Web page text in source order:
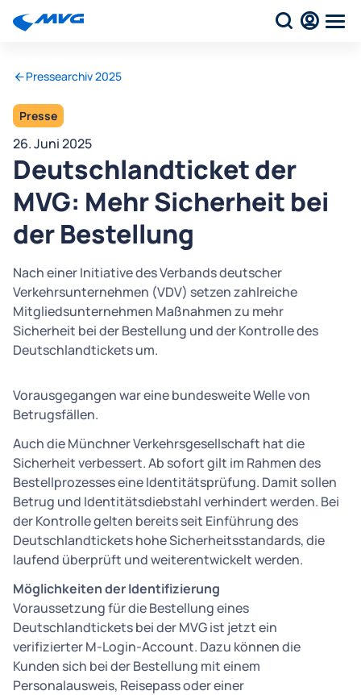
Pressearchiv 2025
Presse
26. Juni 2025
Deutschlandticket der
MVG: Mehr Sicherheit bei
der Bestellung
Nach einer Initiative des Verbands deutscher
Verkehrsunternehmen (VDV) setzen zahlreiche
Mitgliedsunternehmen Maßnahmen zu mehr
Sicherheit bei der Bestellung und der Kontrolle des
Deutschlandtickets um.
Vorausgegangen war eine bundesweite Welle von
Betrugsfällen.
Auch die Münchner Verkehrsgesellschaft hat die
Sicherheit verbessert. Ab sofort gilt im Rahmen des
Bestellprozesses eine Identitätsprüfung. Damit sollen
Betrug und Identitätsdiebstahl verhindert werden. Bei
der Kontrolle gelten bereits seit Einführung des
Deutschlandtickets hohe Sicherheitsstandards, die
laufend überprüft und weiterentwickelt werden.
Möglichkeiten der Identifizierung
Voraussetzung für die Bestellung eines
Deutschlandtickets bei der MVG ist jetzt ein
verifizierter M-Login-Account. Dazu können die
Kunden sich bei der Bestellung mit einem
Personalausweis, Reisepass oder einer